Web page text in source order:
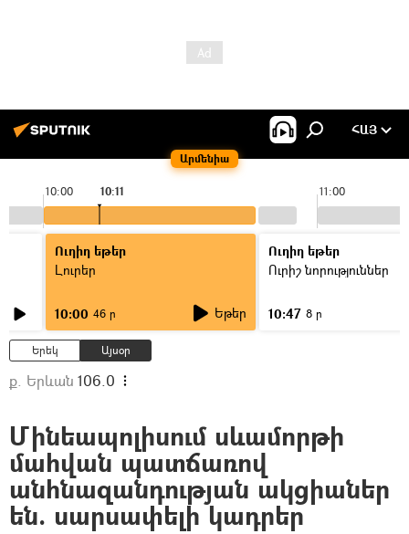
Արմենիա
ՀԱՅ
10:00 11:00
10:11
Ուղիղ եթեր
Լուրեր
10:00 46 ր Եթեր
Ուղիղ եթեր
Ուրիշ նորություններ
10:47 8 ր
Երեկ Այսօր
ք. Երևան 106.0
Մինեապոլիսում սևամորթի
մահվան պատճառով
անհնազանդության ակցիաներ
են. սարսափելի կադրեր